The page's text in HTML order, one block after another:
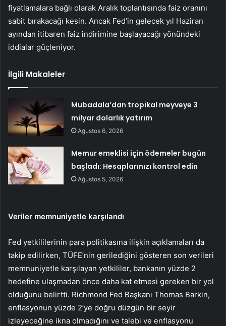
fiyatlamalara bağlı olarak Aralık toplantısında faiz oranını
sabit bırakacağı kesin. Ancak Fed’in gelecek yıl Haziran
ayından itibaren faiz indirimine başlayacağı yönündeki
iddialar güçleniyor.
İlgili Makaleler
Mubadala’dan tropikal meyveye 3
milyar dolarlık yatırım
Ağustos 6, 2026
Memur emeklisi için ödemeler bugün
başladı: Hesaplarınızı kontrol edin
Ağustos 5, 2026
Veriler memnuniyetle karşılandı
Fed yetkililerinin para politikasına ilişkin açıklamaları da
takip edilirken, TÜFE’nin gerilediğini gösteren son verileri
memnuniyetle karşılayan yetkililer, bankanın yüzde 2
hedefine ulaşmadan önce daha kat etmesi gereken bir yol
olduğunu belirtti. Richmond Fed Başkanı Thomas Barkin,
enflasyonun yüzde 2’ye doğru düzgün bir seyir
izleyeceğine ikna olmadığını ve talebi ve enflasyonu